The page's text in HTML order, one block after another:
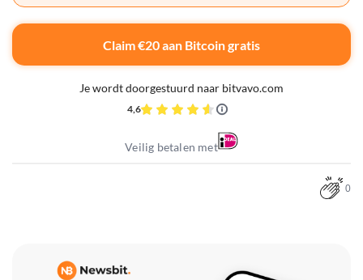
Claim €20 aan Bitcoin gratis
Je wordt doorgestuurd naar bitvavo.com
4,6
Veilig betalen met
0